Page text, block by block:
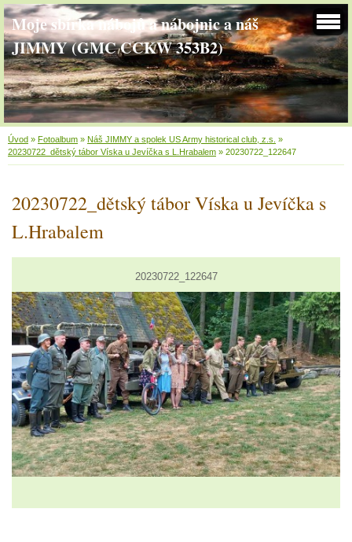
Moje sbírka nábojů a nábojnic a náš
JIMMY (GMC CCKW 353B2)
Úvod » Fotoalbum » Náš JIMMY a spolek US Army historical club, z.s. »
20230722_dětský tábor Víska u Jevíčka s L.Hrabalem » 20230722_122647
20230722_dětský tábor Víska u Jevíčka s
L.Hrabalem
20230722_122647